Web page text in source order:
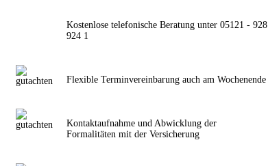
Kostenlose telefonische Beratung unter 05121 - 928
924 1
Flexible Terminvereinbarung auch am Wochenende
Kontaktaufnahme und Abwicklung der
Formalitäten mit der Versicherung